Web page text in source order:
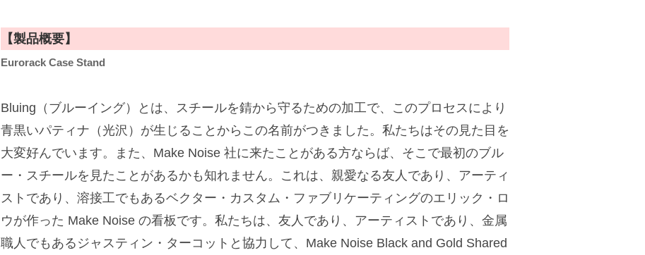
【製品概要】
Eurorack Case Stand
Bluing（ブルーイング）とは、スチールを錆から守るための加工で、このプロセスにより
青黒いパティナ（光沢）が生じることからこの名前がつきました。私たちはその見た目を
大変好んでいます。また、Make Noise 社に来たことがある方ならば、そこで最初のブル
ー・スチールを見たことがあるかも知れません。これは、親愛なる友人であり、アーティ
ストであり、溶接工でもあるベクター・カスタム・ファブリケーティングのエリック・ロ
ウが作った Make Noise の看板です。私たちは、友人であり、アーティストであり、金属
職人でもあるジャスティン・ターコットと協力して、Make Noise Black and Gold Shared